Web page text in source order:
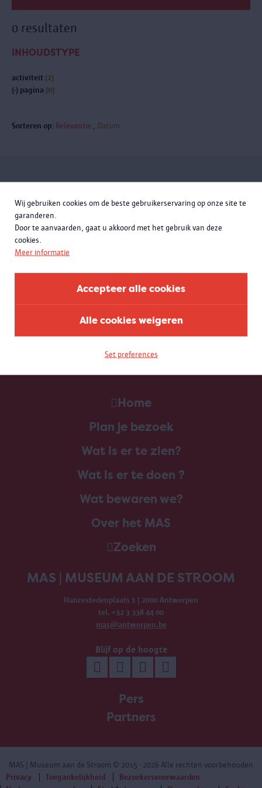
Wij gebruiken cookies om de beste gebruikerservaring op onze site te
garanderen.
Door te aanvaarden, gaat u akkoord met het gebruik van deze
cookies.
Meer informatie
Accepteer alle cookies
Alle cookies weigeren
Set preferences
0 resultaten
INHOUDSTYPE
activiteit (2)
(-) pagina (0)
Sorteren op: Relevantie Datum
nieuwsbrief
Home
Plan je bezoek
Wat is er te zien?
Wat is er te doen ?
Wat bewaren we?
Over het MAS
Zoeken
MAS | MUSEUM AAN DE STROOM
Hanzestedenplaats 1 | 2000 Antwerpen
tel. +32 3 338 44 00
mas@antwerpen.be
Blijf op de hoogte
Pers
Partners
MAS | Museum aan de Stroom © 2015 - 2026 Alle rechten voorbehouden
Privacy
Toegankelijkheid
Bezoekersvoorwaarden